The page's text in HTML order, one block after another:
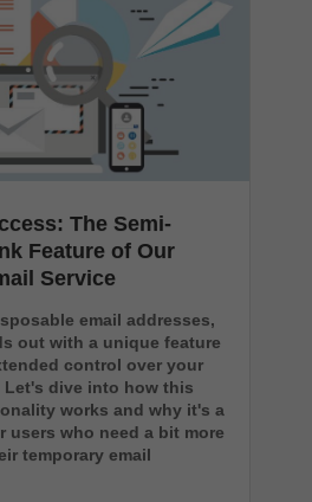
The Semi-
Feature of Our
Service
email addresses,
out with a unique feature
control over your
Let's dive into how this
works and why it's a
users who need a bit more
temporary email